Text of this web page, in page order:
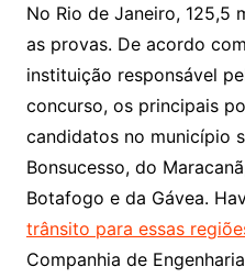
No Rio de Janeiro, 125,5
as provas. De acordo
instituição responsável
concurso, os principais
candidatos no município
Bonsucesso, do
Botafogo e da Gávea.
trânsito para essas
Companhia de